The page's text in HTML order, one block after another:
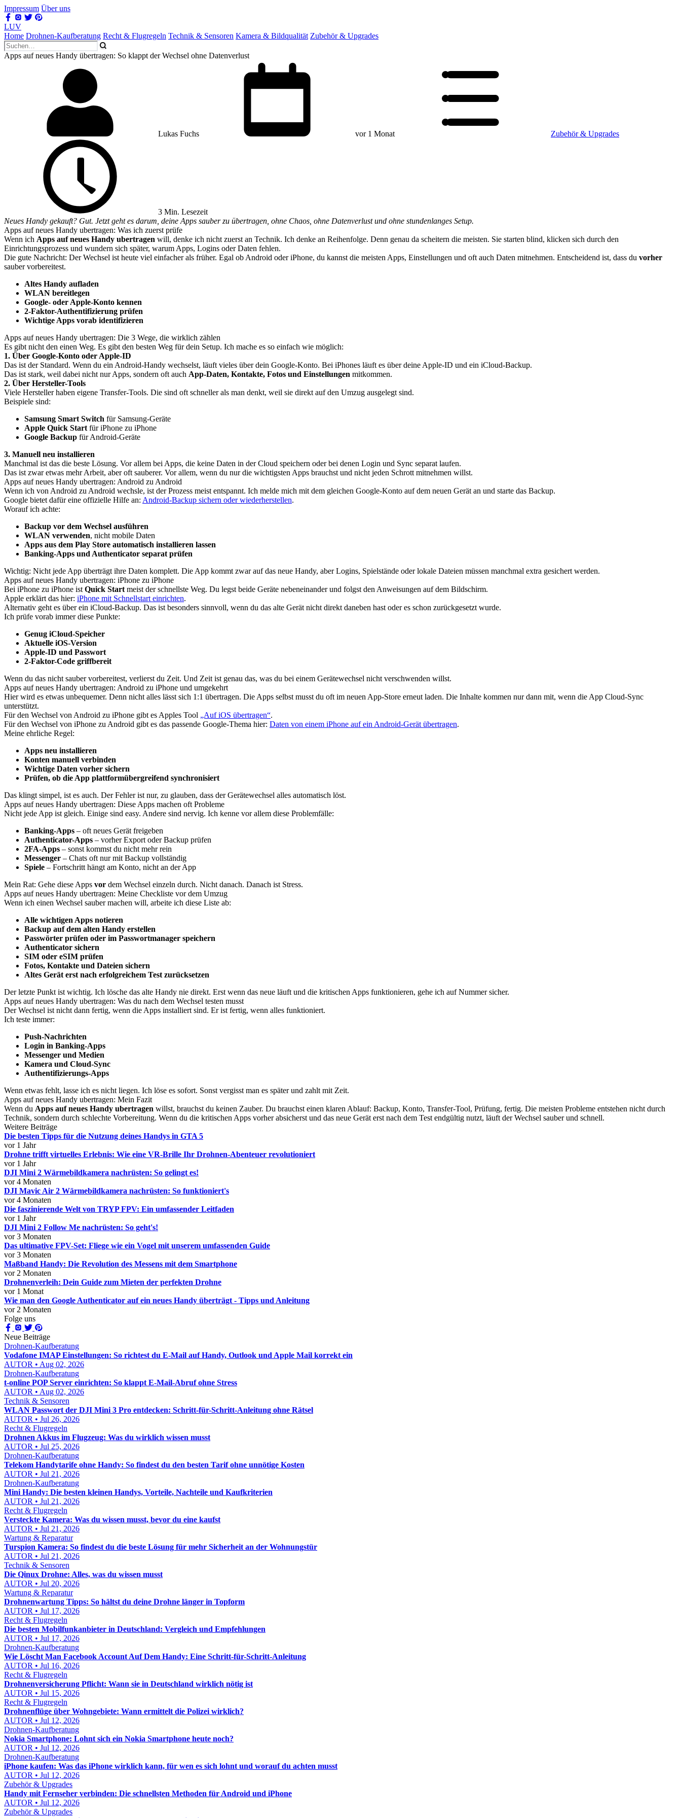
Impressum Über uns
LUV
Home Drohnen-Kaufberatung Recht & Flugregeln Technik & Sensoren Kamera & Bildqualität Zubehör & Upgrades
Apps auf neues Handy übertragen: So klappt der Wechsel ohne Datenverlust
Lukas Fuchs vor 1 Monat Zubehör & Upgrades
3 Min. Lesezeit
Neues Handy gekauft? Gut. Jetzt geht es darum, deine Apps sauber zu übertragen, ohne Chaos, ohne Datenverlust und ohne stundenlanges Setup.
Apps auf neues Handy ubertragen: Was ich zuerst prüfe
Wenn ich Apps auf neues Handy ubertragen will, denke ich nicht zuerst an Technik. Ich denke an Reihenfolge. Denn genau da scheitern die meisten. Sie starten blind, klicken sich durch den
Einrichtungsprozess und wundern sich später, warum Apps, Logins oder Daten fehlen.
Die gute Nachricht: Der Wechsel ist heute viel einfacher als früher. Egal ob Android oder iPhone, du kannst die meisten Apps, Einstellungen und oft auch Daten mitnehmen. Entscheidend ist, dass du vorher
sauber vorbereitest.
Altes Handy aufladen
WLAN bereitlegen
Google- oder Apple-Konto kennen
2-Faktor-Authentifizierung prüfen
Wichtige Apps vorab identifizieren
Apps auf neues Handy ubertragen: Die 3 Wege, die wirklich zählen
Es gibt nicht den einen Weg. Es gibt den besten Weg für dein Setup. Ich mache es so einfach wie möglich:
1. Über Google-Konto oder Apple-ID
Das ist der Standard. Wenn du ein Android-Handy wechselst, läuft vieles über dein Google-Konto. Bei iPhones läuft es über deine Apple-ID und ein iCloud-Backup.
Das ist stark, weil dabei nicht nur Apps, sondern oft auch App-Daten, Kontakte, Fotos und Einstellungen mitkommen.
2. Über Hersteller-Tools
Viele Hersteller haben eigene Transfer-Tools. Die sind oft schneller als man denkt, weil sie direkt auf den Umzug ausgelegt sind.
Beispiele sind:
Samsung Smart Switch für Samsung-Geräte
Apple Quick Start für iPhone zu iPhone
Google Backup für Android-Geräte
3. Manuell neu installieren
Manchmal ist das die beste Lösung. Vor allem bei Apps, die keine Daten in der Cloud speichern oder bei denen Login und Sync separat laufen.
Das ist zwar etwas mehr Arbeit, aber oft sauberer. Vor allem, wenn du nur die wichtigsten Apps brauchst und nicht jeden Schrott mitnehmen willst.
Apps auf neues Handy ubertragen: Android zu Android
Wenn ich von Android zu Android wechsle, ist der Prozess meist entspannt. Ich melde mich mit dem gleichen Google-Konto auf dem neuen Gerät an und starte das Backup.
Google bietet dafür eine offizielle Hilfe an: Android-Backup sichern oder wiederherstellen.
Worauf ich achte:
Backup vor dem Wechsel ausführen
WLAN verwenden, nicht mobile Daten
Apps aus dem Play Store automatisch installieren lassen
Banking-Apps und Authenticator separat prüfen
Wichtig: Nicht jede App überträgt ihre Daten komplett. Die App kommt zwar auf das neue Handy, aber Logins, Spielstände oder lokale Dateien müssen manchmal extra gesichert werden.
Apps auf neues Handy ubertragen: iPhone zu iPhone
Bei iPhone zu iPhone ist Quick Start meist der schnellste Weg. Du legst beide Geräte nebeneinander und folgst den Anweisungen auf dem Bildschirm.
Apple erklärt das hier: iPhone mit Schnellstart einrichten.
Alternativ geht es über ein iCloud-Backup. Das ist besonders sinnvoll, wenn du das alte Gerät nicht direkt daneben hast oder es schon zurückgesetzt wurde.
Ich prüfe vorab immer diese Punkte:
Genug iCloud-Speicher
Aktuelle iOS-Version
Apple-ID und Passwort
2-Faktor-Code griffbereit
Wenn du das nicht sauber vorbereitest, verlierst du Zeit. Und Zeit ist genau das, was du bei einem Gerätewechsel nicht verschwenden willst.
Apps auf neues Handy ubertragen: Android zu iPhone und umgekehrt
Hier wird es etwas unbequemer. Denn nicht alles lässt sich 1:1 übertragen. Die Apps selbst musst du oft im neuen App-Store erneut laden. Die Inhalte kommen nur dann mit, wenn die App Cloud-Sync
unterstützt.
Für den Wechsel von Android zu iPhone gibt es Apples Tool „Auf iOS übertragen“.
Für den Wechsel von iPhone zu Android gibt es das passende Google-Thema hier: Daten von einem iPhone auf ein Android-Gerät übertragen.
Meine ehrliche Regel:
Apps neu installieren
Konten manuell verbinden
Wichtige Daten vorher sichern
Prüfen, ob die App plattformübergreifend synchronisiert
Das klingt simpel, ist es auch. Der Fehler ist nur, zu glauben, dass der Gerätewechsel alles automatisch löst.
Apps auf neues Handy ubertragen: Diese Apps machen oft Probleme
Nicht jede App ist gleich. Einige sind easy. Andere sind nervig. Ich kenne vor allem diese Problemfälle:
Banking-Apps – oft neues Gerät freigeben
Authenticator-Apps – vorher Export oder Backup prüfen
2FA-Apps – sonst kommst du nicht mehr rein
Messenger – Chats oft nur mit Backup vollständig
Spiele – Fortschritt hängt am Konto, nicht an der App
Mein Rat: Gehe diese Apps vor dem Wechsel einzeln durch. Nicht danach. Danach ist Stress.
Apps auf neues Handy ubertragen: Meine Checkliste vor dem Umzug
Wenn ich einen Wechsel sauber machen will, arbeite ich diese Liste ab:
Alle wichtigen Apps notieren
Backup auf dem alten Handy erstellen
Passwörter prüfen oder im Passwortmanager speichern
Authenticator sichern
SIM oder eSIM prüfen
Fotos, Kontakte und Dateien sichern
Altes Gerät erst nach erfolgreichem Test zurücksetzen
Der letzte Punkt ist wichtig. Ich lösche das alte Handy nie direkt. Erst wenn das neue läuft und die kritischen Apps funktionieren, gehe ich auf Nummer sicher.
Apps auf neues Handy ubertragen: Was du nach dem Wechsel testen musst
Der Wechsel ist nicht dann fertig, wenn die Apps installiert sind. Er ist fertig, wenn alles funktioniert.
Ich teste immer:
Push-Nachrichten
Login in Banking-Apps
Messenger und Medien
Kamera und Cloud-Sync
Authentifizierungs-Apps
Wenn etwas fehlt, lasse ich es nicht liegen. Ich löse es sofort. Sonst vergisst man es später und zahlt mit Zeit.
Apps auf neues Handy ubertragen: Mein Fazit
Wenn du Apps auf neues Handy ubertragen willst, brauchst du keinen Zauber. Du brauchst einen klaren Ablauf: Backup, Konto, Transfer-Tool, Prüfung, fertig. Die meisten Probleme entstehen nicht durch
Technik, sondern durch schlechte Vorbereitung. Wenn du die kritischen Apps vorher absicherst und das neue Gerät erst nach dem Test endgültig nutzt, läuft der Wechsel sauber und schnell.
Weitere Beiträge
Die besten Tipps für die Nutzung deines Handys in GTA 5
vor 1 Jahr
Drohne trifft virtuelles Erlebnis: Wie eine VR-Brille Ihr Drohnen-Abenteuer revolutioniert
vor 1 Jahr
DJI Mini 2 Wärmebildkamera nachrüsten: So gelingt es!
vor 4 Monaten
DJI Mavic Air 2 Wärmebildkamera nachrüsten: So funktioniert's
vor 4 Monaten
Die faszinierende Welt von TRYP FPV: Ein umfassender Leitfaden
vor 1 Jahr
DJI Mini 2 Follow Me nachrüsten: So geht's!
vor 3 Monaten
Das ultimative FPV-Set: Fliege wie ein Vogel mit unserem umfassenden Guide
vor 3 Monaten
Maßband Handy: Die Revolution des Messens mit dem Smartphone
vor 2 Monaten
Drohnenverleih: Dein Guide zum Mieten der perfekten Drohne
vor 1 Monat
Wie man den Google Authenticator auf ein neues Handy überträgt - Tipps und Anleitung
vor 2 Monaten
Folge uns
Neue Beiträge
Drohnen-Kaufberatung
Vodafone IMAP Einstellungen: So richtest du E-Mail auf Handy, Outlook und Apple Mail korrekt ein
AUTOR • Aug 02, 2026
Drohnen-Kaufberatung
t-online POP Server einrichten: So klappt E-Mail-Abruf ohne Stress
AUTOR • Aug 02, 2026
Technik & Sensoren
WLAN Passwort der DJI Mini 3 Pro entdecken: Schritt-für-Schritt-Anleitung ohne Rätsel
AUTOR • Jul 26, 2026
Recht & Flugregeln
Drohnen Akkus im Flugzeug: Was du wirklich wissen musst
AUTOR • Jul 25, 2026
Drohnen-Kaufberatung
Telekom Handytarife ohne Handy: So findest du den besten Tarif ohne unnötige Kosten
AUTOR • Jul 21, 2026
Drohnen-Kaufberatung
Mini Handy: Die besten kleinen Handys, Vorteile, Nachteile und Kaufkriterien
AUTOR • Jul 21, 2026
Recht & Flugregeln
Versteckte Kamera: Was du wissen musst, bevor du eine kaufst
AUTOR • Jul 21, 2026
Wartung & Reparatur
Turspion Kamera: So findest du die beste Lösung für mehr Sicherheit an der Wohnungstür
AUTOR • Jul 21, 2026
Technik & Sensoren
Die Qinux Drohne: Alles, was du wissen musst
AUTOR • Jul 20, 2026
Wartung & Reparatur
Drohnenwartung Tipps: So hältst du deine Drohne länger in Topform
AUTOR • Jul 17, 2026
Recht & Flugregeln
Die besten Mobilfunkanbieter in Deutschland: Vergleich und Empfehlungen
AUTOR • Jul 17, 2026
Drohnen-Kaufberatung
Wie Löscht Man Facebook Account Auf Dem Handy: Eine Schritt-für-Schritt-Anleitung
AUTOR • Jul 16, 2026
Recht & Flugregeln
Drohnenversicherung Pflicht: Wann sie in Deutschland wirklich nötig ist
AUTOR • Jul 15, 2026
Recht & Flugregeln
Drohnenflüge über Wohngebiete: Wann ermittelt die Polizei wirklich?
AUTOR • Jul 12, 2026
Drohnen-Kaufberatung
Nokia Smartphone: Lohnt sich ein Nokia Smartphone heute noch?
AUTOR • Jul 12, 2026
Drohnen-Kaufberatung
iPhone kaufen: Was das iPhone wirklich kann, für wen es sich lohnt und worauf du achten musst
AUTOR • Jul 12, 2026
Zubehör & Upgrades
Handy mit Fernseher verbinden: Die schnellsten Methoden für Android und iPhone
AUTOR • Jul 12, 2026
Zubehör & Upgrades